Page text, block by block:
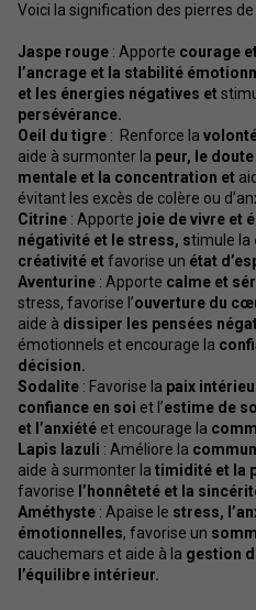
Voici la signification des pierres de
Jaspe rouge: Apporte courage
l’ancrage et la stabilité
et les énergies négatives et
persévérance.
Oeil du tigre: Renforce la
aide à surmonter la peur, le
mentale et la concentration et
évitant les excès de colère ou
Citrine: Apporte joie de vivre et
négativité et le stress, stimule la
créativité etfavorise un état
Aventurine: Apporte calme et
stress, favorise l’ouverture du
aide à dissiper les pensées
émotionnels et encourage la
décision.
Sodalite : Favorise la paix
confiance en soi et l’estime de
et l’anxiétéet encourage la
Lapis lazuli : Améliore la
aide à surmonter la timidité et la
favorise l’honnêteté et la
Améthyste: Apaise le stress,
émotionnelles, favorise un
cauchemars et aide à la gestion
l’équilibre intérieur.